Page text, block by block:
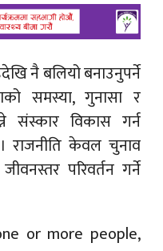
नै बलियो बनाउनुपर्ने
समस्या, गुनासा र
संस्कार विकास गर्न
। राजनीति केवल चुनाव
परिवर्तन गर्ने